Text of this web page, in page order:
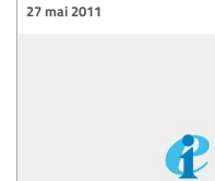
27 mai 2011